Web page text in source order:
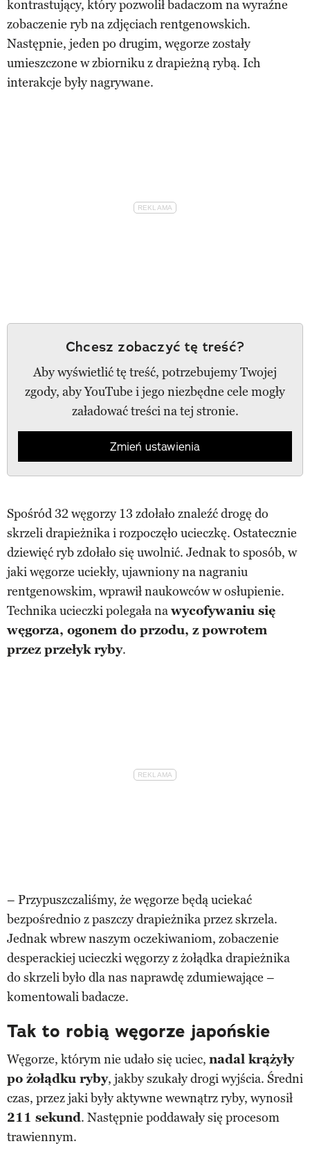
kontrastujący, który pozwolił badaczom na wyraźne
zobaczenie ryb na zdjęciach rentgenowskich.
Następnie, jeden po drugim, węgorze zostały
umieszczone w zbiorniku z drapieżną rybą. Ich
interakcje były nagrywane.
Chcesz zobaczyć tę treść?
Aby wyświetlić tę treść, potrzebujemy Twojej
zgody, aby YouTube i jego niezbędne cele mogły
załadować treści na tej stronie.
Zmień ustawienia
Spośród 32 węgorzy 13 zdołało znaleźć drogę do
skrzeli drapieżnika i rozpoczęło ucieczkę. Ostatecznie
dziewięć ryb zdołało się uwolnić. Jednak to sposób, w
jaki węgorze uciekły, ujawniony na nagraniu
rentgenowskim, wprawił naukowców w osłupienie.
Technika ucieczki polegała nawycofywaniu się
węgorza, ogonem do przodu, z powrotem
przez przełyk ryby.
– Przypuszczaliśmy, że węgorze będą uciekać
bezpośrednio z paszczy drapieżnika przez skrzela.
Jednak wbrew naszym oczekiwaniom, zobaczenie
desperackiej ucieczki węgorzy z żołądka drapieżnika
do skrzeli było dla nas naprawdę zdumiewające –
komentowali badacze.
Tak to robią węgorze japońskie
Węgorze, którym nie udało się uciec, nadal krążyły
po żołądku ryby, jakby szukały drogi wyjścia. Średni
czas, przez jaki były aktywne wewnątrz ryby, wynosił
211 sekund. Następnie poddawały się procesom
trawiennym.